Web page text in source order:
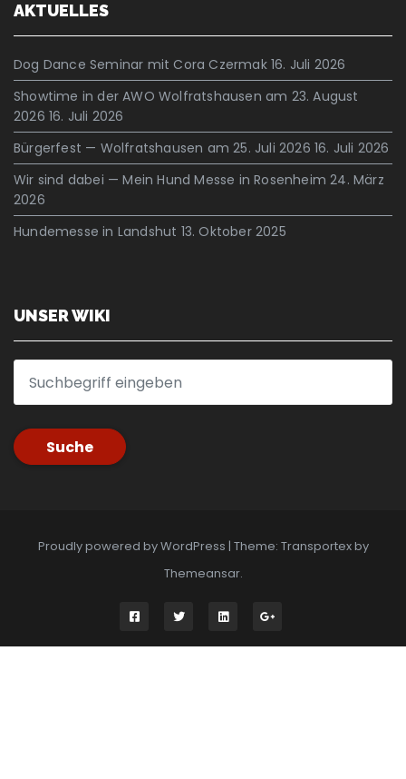
AKTUELLES
Dog Dance Seminar mit Cora Czermak 16. Juli 2026
Showtime in der AWO Wolfratshausen am 23. August
2026 16. Juli 2026
Bürgerfest — Wolfratshausen am 25. Juli 2026 16. Juli 2026
Wir sind dabei — Mein Hund Messe in Rosenheim 24. März
2026
Hundemesse in Landshut 13. Oktober 2025
UNSER WIKI
Suche
Proudly powered by WordPress | Theme: Transportex by
Themeansar.